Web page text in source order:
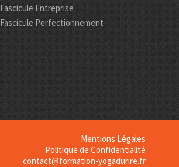
Fascicule Entreprise
Fascicule Perfectionnement
Mentions Légales
Politique de Confidentialité
contact@formation-yogadurire.fr